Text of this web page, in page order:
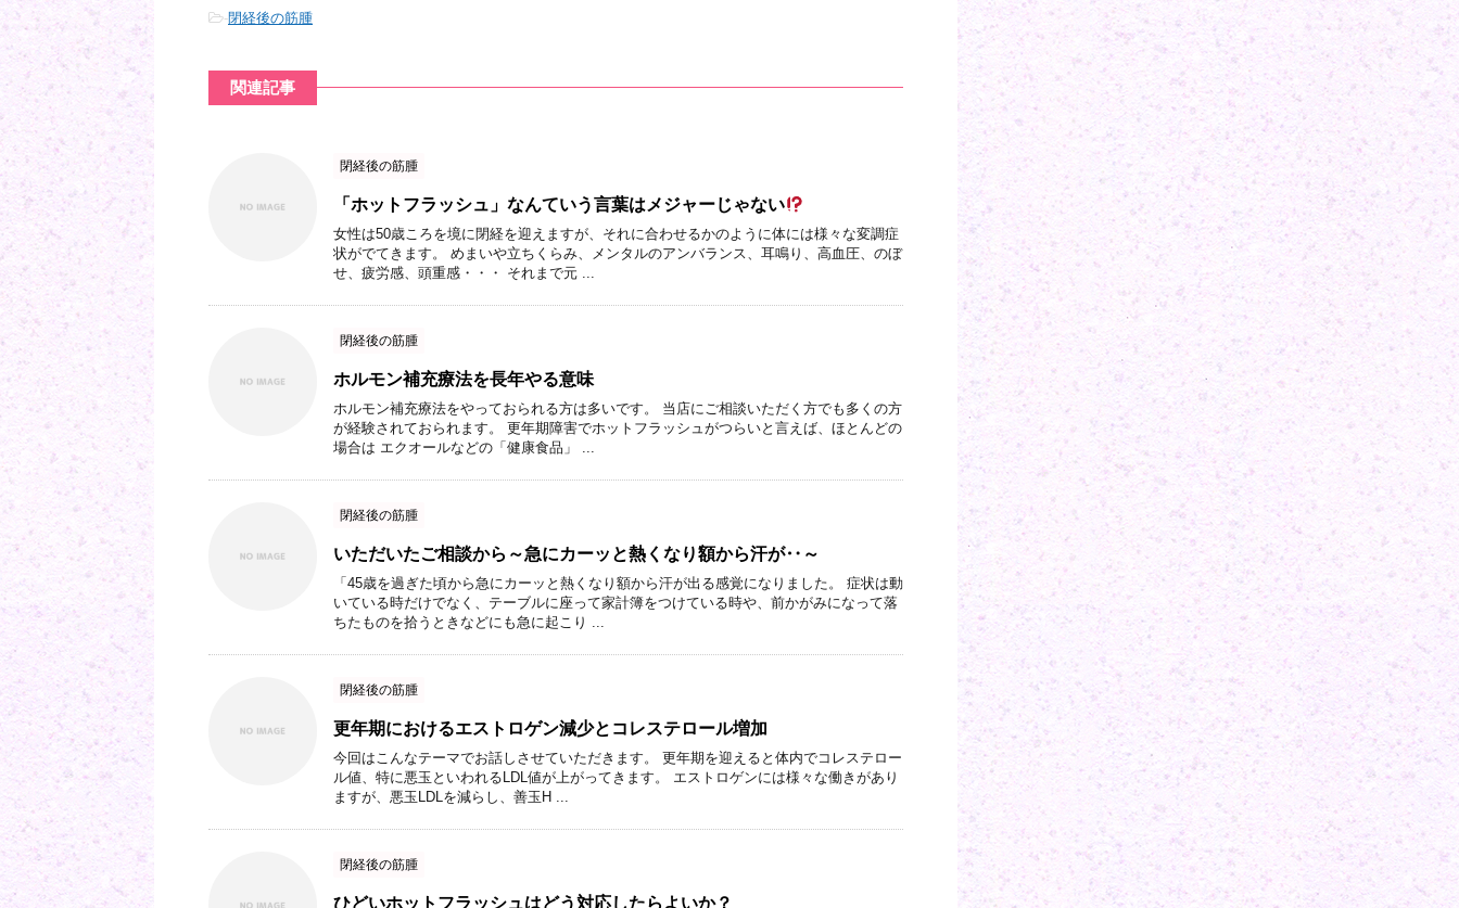
-閉経後の筋腫
関連記事
閉経後の筋腫
「ホットフラッシュ」なんていう言葉はメジャーじゃない
女性は50歳ころを境に閉経を迎えますが、それに合わせるかのように体には様々な変調症
状がでてきます。 めまいや立ちくらみ、メンタルのアンバランス、耳鳴り、高血圧、のぼ
せ、疲労感、頭重感・・・ それまで元 ...
閉経後の筋腫
ホルモン補充療法を長年やる意味
ホルモン補充療法をやっておられる方は多いです。 当店にご相談いただく方でも多くの方
が経験されておられます。 更年期障害でホットフラッシュがつらいと言えば、ほとんどの
場合は エクオールなどの「健康食品」 ...
閉経後の筋腫
いただいたご相談から～急にカーッと熱くなり額から汗が‥～
「45歳を過ぎた頃から急にカーッと熱くなり額から汗が出る感覚になりました。 症状は動
いている時だけでなく、テーブルに座って家計簿をつけている時や、前かがみになって落
ちたものを拾うときなどにも急に起こり ...
閉経後の筋腫
更年期におけるエストロゲン減少とコレステロール増加
今回はこんなテーマでお話しさせていただきます。 更年期を迎えると体内でコレステロー
ル値、特に悪玉といわれるLDL値が上がってきます。 エストロゲンには様々な働きがあり
ますが、悪玉LDLを減らし、善玉H ...
閉経後の筋腫
ひどいホットフラッシュはどう対応したらよいか？